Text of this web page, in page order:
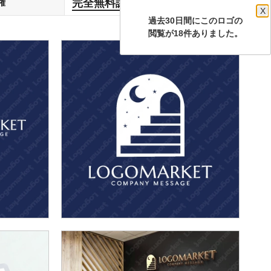
過去30日間にこのロゴの
X
閲覧が18件ありました。